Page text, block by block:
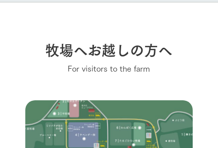
牧場へお越しの方へ
For visitors to the farm